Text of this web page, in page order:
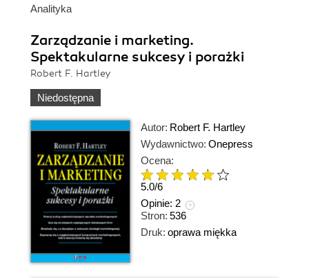
Analityka
Zarządzanie i marketing.
Spektakularne sukcesy i porażki
Robert F. Hartley
Niedostępna
Autor: Robert F. Hartley
Wydawnictwo: Onepress
Ocena:
5.0/6
Opinie: 2
Stron: 536
Druk: oprawa miękka